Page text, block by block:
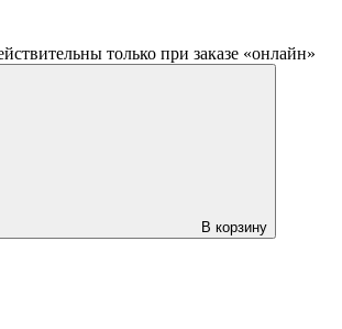
только при заказе «онлайн»
В корзину